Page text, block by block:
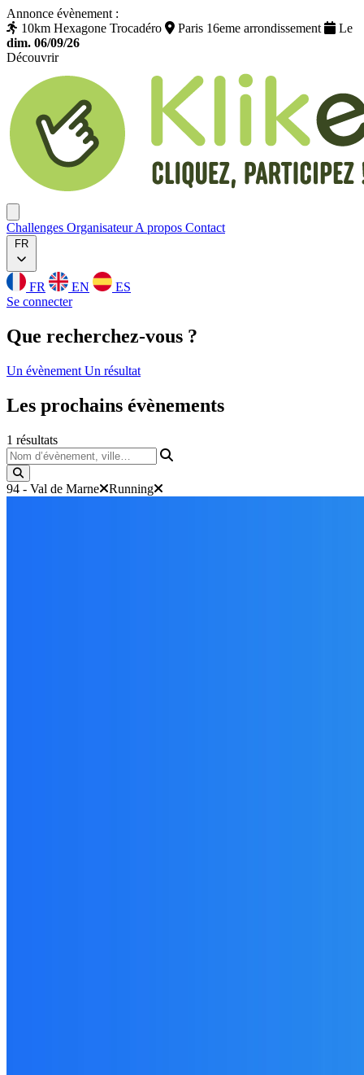
Annonce évènement :
10km Hexagone Trocadéro
Paris 16eme arrondissement
Le
dim. 06/09/26
Découvrir
Challenges OrganisateurA propos Contact
FR
FR EN
ES
Se connecter
Que recherchez-vous ?
Un évènement Un résultat
Les prochains évènements
1 résultats
Nom d’évènement, ville…
94 - Val de Marne Running